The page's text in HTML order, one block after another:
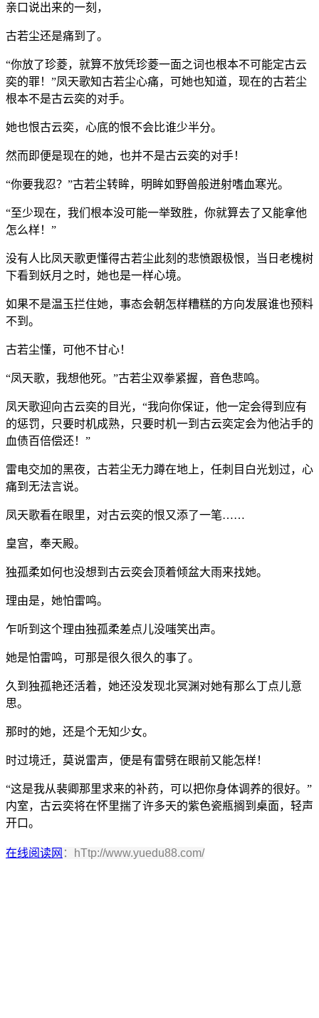
亲口说出来的一刻，
古若尘还是痛到了。
“你放了珍菱，就算不放凭珍菱一面之词也根本不可能定古云
奕的罪！”凤天歌知古若尘心痛，可她也知道，现在的古若尘
根本不是古云奕的对手。
她也恨古云奕，心底的恨不会比谁少半分。
然而即便是现在的她，也并不是古云奕的对手！
“你要我忍？”古若尘转眸，明眸如野兽般迸射嗜血寒光。
“至少现在，我们根本没可能一举致胜，你就算去了又能拿他
怎么样！”
没有人比凤天歌更懂得古若尘此刻的悲愤跟极恨，当日老槐树
下看到妖月之时，她也是一样心境。
如果不是温玉拦住她，事态会朝怎样糟糕的方向发展谁也预料
不到。
古若尘懂，可他不甘心！
“凤天歌，我想他死。”古若尘双拳紧握，音色悲鸣。
凤天歌迎向古云奕的目光，“我向你保证，他一定会得到应有
的惩罚，只要时机成熟，只要时机一到古云奕定会为他沾手的
血债百倍偿还！”
雷电交加的黑夜，古若尘无力蹲在地上，任刺目白光划过，心
痛到无法言说。
凤天歌看在眼里，对古云奕的恨又添了一笔……
皇宫，奉天殿。
独孤柔如何也没想到古云奕会顶着倾盆大雨来找她。
理由是，她怕雷鸣。
乍听到这个理由独孤柔差点儿没嗤笑出声。
她是怕雷鸣，可那是很久很久的事了。
久到独孤艳还活着，她还没发现北冥渊对她有那么丁点儿意
思。
那时的她，还是个无知少女。
时过境迁，莫说雷声，便是有雷劈在眼前又能怎样！
“这是我从裴卿那里求来的补药，可以把你身体调养的很好。”
内室，古云奕将在怀里揣了许多天的紫色瓷瓶搁到桌面，轻声
开口。
在线阅读网 ：hTtp://www.yuedu88.com/